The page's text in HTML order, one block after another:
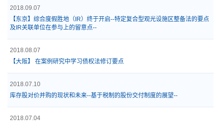
2018.09.07
【东京】综合度假胜地（IR）终于开启--特定复合型观光设施区整备法的要点
及IR关联单位在参与上的留意点--
2018.08.07
【大阪】 在案例研究中学习债权法修订要点
2018.07.10
库存股对价并购的现状和未来--基于税制的股份交付制度的展望--
2018.07.04